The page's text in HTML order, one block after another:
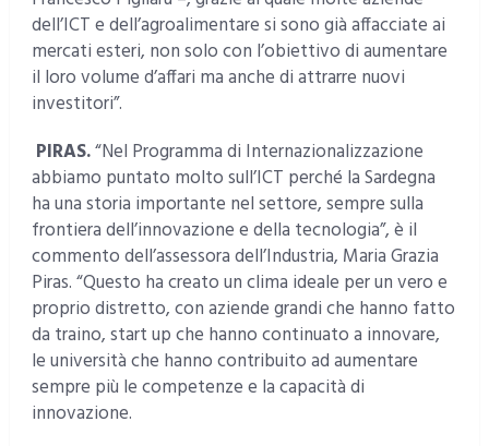
dell’ICT e dell’agroalimentare si sono già affacciate ai
mercati esteri, non solo con l’obiettivo di aumentare
il loro volume d’affari ma anche di attrarre nuovi
investitori”.
PIRAS.“Nel Programma di Internazionalizzazione
abbiamo puntato molto sull’ICT perché la Sardegna
ha una storia importante nel settore, sempre sulla
frontiera dell’innovazione e della tecnologia”, è il
commento dell’assessora dell’Industria, Maria Grazia
Piras. “Questo ha creato un clima ideale per un vero e
proprio distretto, con aziende grandi che hanno fatto
da traino, start up che hanno continuato a innovare,
le università che hanno contribuito ad aumentare
sempre più le competenze e la capacità di
innovazione.